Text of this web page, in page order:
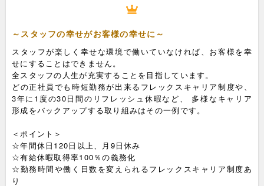
～スタッフの幸せがお客様の幸せに～
スタッフが楽しく幸せな環境で働いていなければ、お客様を幸
せにすることはできません。
全スタッフの人生が充実することを目指しています。
どの正社員でも時短勤務が出来るフレックスキャリア制度や、
3年に1度の30日間のリフレッシュ休暇など、 多様なキャリア
形成をバックアップする取り組みはその一例です。
＜ポイント＞
☆年間休日120日以上、月9日休み
☆有給休暇取得率100％の義務化
☆勤務時間や働く日数を変えられるフレックスキャリア制度あ
り